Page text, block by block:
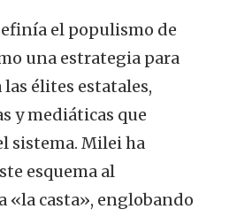
el populismo de
una estrategia para
élites estatales,
y mediáticas que
sistema. Milei ha
esquema al
«la casta», englobando